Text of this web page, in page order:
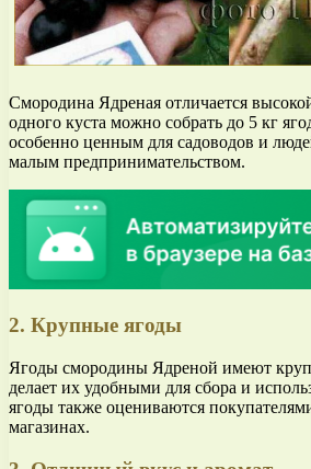
Смородина Ядреная отличается
одного куста можно собрать до 5 кг
особенно ценным для садоводов и
малым предпринимательством.
2. Крупные ягоды
Ягоды смородины Ядреной имеют
делает их удобными для сбора и
ягоды также оцениваются
магазинах.